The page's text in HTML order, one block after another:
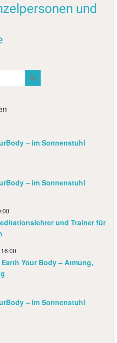
und
– im Sonnenstuhl
– im Sonnenstuhl
und Trainer für
Your Body – Atmung,
– im Sonnenstuhl